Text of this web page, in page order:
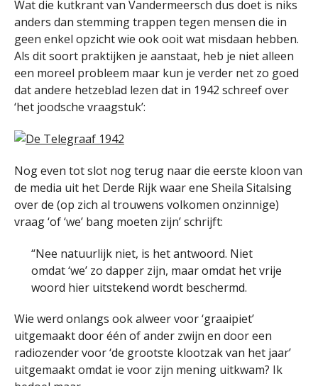
Wat die kutkrant van Vandermeersch dus doet is niks
anders dan stemming trappen tegen mensen die in
geen enkel opzicht wie ook ooit wat misdaan hebben.
Als dit soort praktijken je aanstaat, heb je niet alleen
een moreel probleem maar kun je verder net zo goed
dat andere hetzeblad lezen dat in 1942 schreef over
‘het joodsche vraagstuk’:
Nog even tot slot nog terug naar die eerste kloon van
de media uit het Derde Rijk waar ene Sheila Sitalsing
over de (op zich al trouwens volkomen onzinnige)
vraag ‘of ‘we’ bang moeten zijn’ schrijft:
“Nee natuurlijk niet, is het antwoord. Niet
omdat ‘we’ zo dapper zijn, maar omdat het vrije
woord hier uitstekend wordt beschermd.
Wie werd onlangs ook alweer voor ‘graaipiet’
uitgemaakt door één of ander zwijn en door een
radiozender voor ‘de grootste klootzak van het jaar’
uitgemaakt omdat ie voor zijn mening uitkwam? Ik